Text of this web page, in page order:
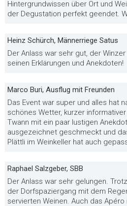
Hintergrundwissen über Ort und
der Degustation perfekt geendet.
Heinz Schürch, Männerriege Satus
Der Anlass war sehr gut, der
seinen Erklärungen und Anekdoten!
Marco Buri, Ausflug mit Freunden
Das Event war super und alles hat
schönes Wetter, kurzer
Twann mit ein paar lustigen
ausgezeichnet geschmeckt und
Plättli im Weinkeller hat auch
Raphael Salzgeber, SBB
Der Anlass war sehr gelungen.
der Dorfspaziergang mit dem
servierten Weinen. Auch das Apéro